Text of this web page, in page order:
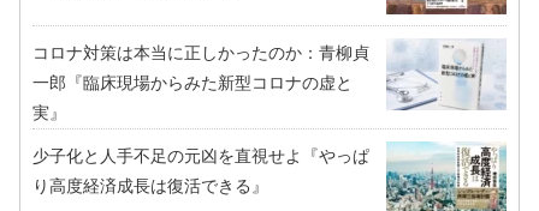
コロナ対策は本当に正しかったのか：青柳貞
一郎『臨床現場からみた新型コロナの虚と
実』
少子化と人手不足の元凶を直視せよ『やっぱ
り高度経済成長は復活できる』